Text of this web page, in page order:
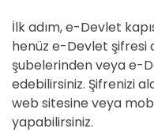
İlk adım, e-Devlet
henüz e-Devlet şifresi
şubelerinden veya e-
edebilirsiniz. Şifrenizi
web sitesine veya
yapabilirsiniz.